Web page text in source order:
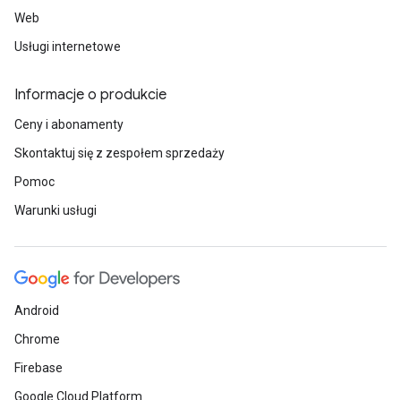
Web
Usługi internetowe
Informacje o produkcie
Ceny i abonamenty
Skontaktuj się z zespołem sprzedaży
Pomoc
Warunki usługi
Android
Chrome
Firebase
Google Cloud Platform